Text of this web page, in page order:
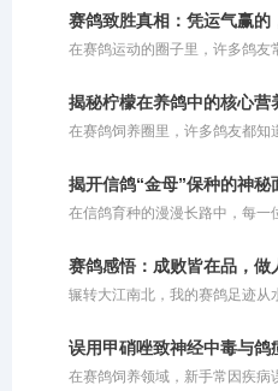
鸽子飞得好，还独创了一套“免
竟隐藏着多少真实实力与宣传套
不可多得的快速鸽，但是为什么
其实是赛鸽市场残酷的商业运作
赛鸽致胜真相：凭运气赢的
在赛鸽运动的圈子里，许多鸽
金，最终一定会因为自身实力不
子偶然飞出了好成绩，但如果你
容易在后续的比赛中赔回去。一
揭秘柠檬在养鸽中的核心营
在赛鸽饲养圈里，许多鸽友都知
这种粗放的投喂方式未能充分挖
类养殖中备受推崇，背后有着扎
使用，不仅会白白浪费优质资源
鸽天然保健圣品的核心有效成分
揭开信鸽“金母”保种的神秘
在信鸽育种的漫漫长路中，每一
的超级种雌。然而，打江山易，
母，如何科学地保住其优良基因
的核心难题。保种不仅需要独到
赛鸽感悟：成败皆在品，做
辗转大江南北，我的赛鸽足迹从
繁华落尽，静心沉思，最深的感
能飞就是硬道理。有些鸽子外表
一旦踏上公棚的赛飞征程，若是
误用甲硝唑致神经中毒与鸽
在赛鸽饲养领域，新手常因疾病